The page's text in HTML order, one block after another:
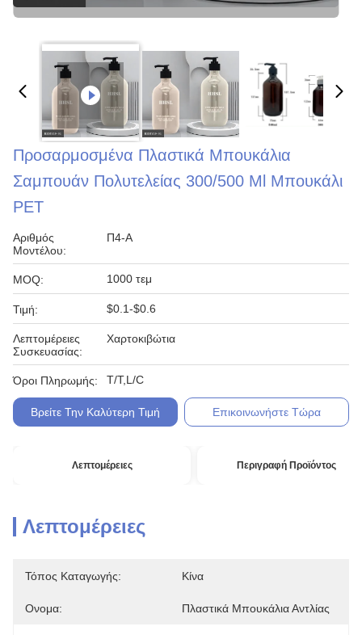
Προσαρμοσμένα Πλαστικά Μπουκάλια
Σαμπουάν Πολυτελείας 300/500 Ml Μπουκάλι
PET
Αριθμός
Μοντέλου:
Π4-Α
MOQ: 1000 τεμ
Τιμή: $0.1-$0.6
Λεπτομέρειες
Συσκευασίας:
Χαρτοκιβώτια
Όροι Πληρωμής: T/T,L/C
Βρείτε Την Καλύτερη Τιμή Επικοινωνήστε Τώρα
Λεπτομέρειες Περιγραφή Προϊόντος
Λεπτομέρειες
Τόπος Καταγωγής: Κίνα
Ονομα: Πλαστικά Μπουκάλια Αντλίας